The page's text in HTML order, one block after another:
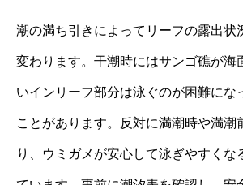
潮の満ち引きによってリーフの露出状
変わります。干潮時にはサンゴ礁が海
いインリーフ部分は泳ぐのが困難にな
ことがあります。反対に満潮時や満潮
り、ウミガメが安心して泳ぎやすくな